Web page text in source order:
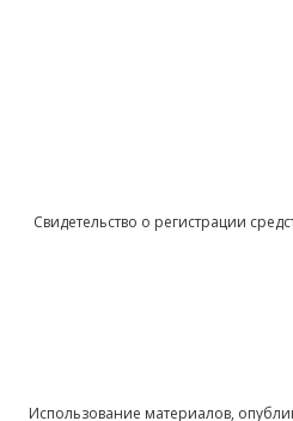
Свидетельство о регистрации
Использование материалов,